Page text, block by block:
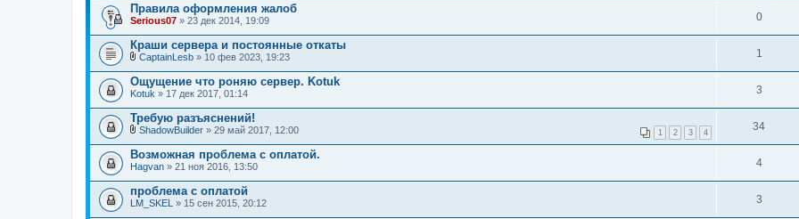
Правила оформления жалоб
Serious07 » 23 дек 2014, 19:09 0
Краши сервера и постоянные откаты
л
о
ж
е
н
и
CaptainLesb » 10 фев 2023, 19:23 1
Ощущение что роняю сервер. Kotuk
Kotuk » 17 дек 2017, 01:14 3
Требую разъяснений!
1 2 3 4
л
о
ж
е
н
и
ShadowBuilder » 29 май 2017, 12:00 34
Возможная проблема с оплатой.
Hagvan » 21 ноя 2016, 13:50 4
проблема с оплатой
LM_SKEL » 15 сен 2015, 20:12 3